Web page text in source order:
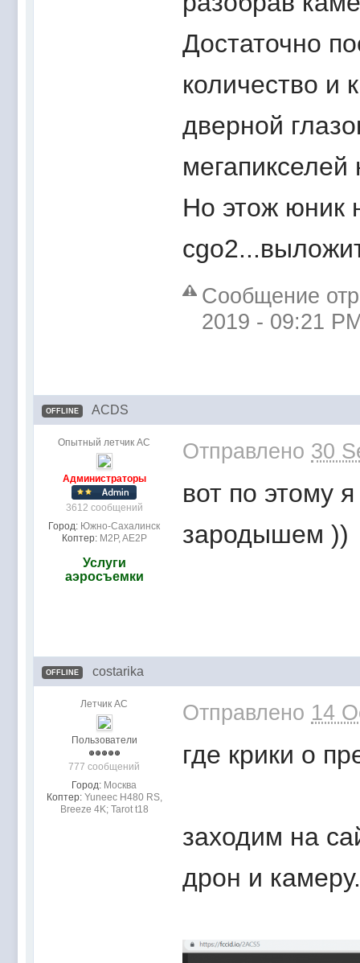
Достаточно
количество и
дверной
Но этож юник
Сообщение
2019 - 09:21
OFFLINE ACDS
Опытный летчик АС
Администраторы
3612 сообщений
Город: Южно-Сахалинск
Коптер: M2P, AE2P
Услуги
аэросъемки
Отправлено 30
вот по этому
зародышем ))
OFFLINE costarika
Летчик АС
Пользователи
777 сообщений
Город: Москва
Коптер: Yuneec H480 RS,
Breeze 4K; Tarot t18
Отправлено 14
где крики о
заходим на
дрон и